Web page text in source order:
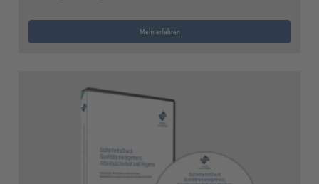
Mehr erfahren